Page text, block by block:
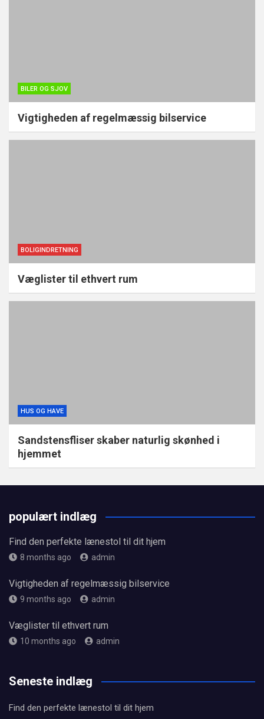
BILER OG SJOV
Vigtigheden af regelmæssig bilservice
BOLIGINDRETNING
Væglister til ethvert rum
HUS OG HAVE
Sandstensfliser skaber naturlig skønhed i
hjemmet
populært indlæg
Find den perfekte lænestol til dit hjem
8 months ago admin
Vigtigheden af regelmæssig bilservice
9 months ago admin
Væglister til ethvert rum
10 months ago admin
Seneste indlæg
Find den perfekte lænestol til dit hjem